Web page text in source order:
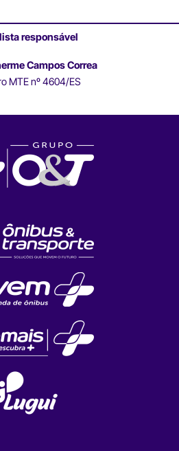
responsável
Campos Correa
MTE nº 4604/ES